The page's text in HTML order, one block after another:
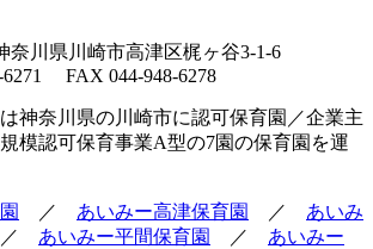
奈川県川崎市高津区梶ヶ谷3-1-6
6271 FAX 044-948-6278
神奈川県の川崎市に認可保育園／企業主
模認可保育事業A型の7園の保育園を運
／ あいみー高津保育園 ／ あいみ
あいみー平間保育園 ／ あいみー